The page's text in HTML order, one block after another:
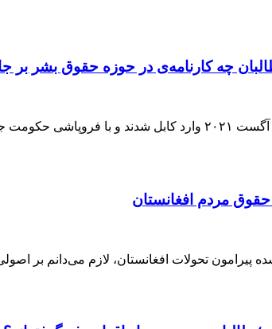
چه کارنامه‌ی در حوزه حقوق بشر بر جا
مردم افغانستان
تحولات افغانستان، لازم می‌دانم بر